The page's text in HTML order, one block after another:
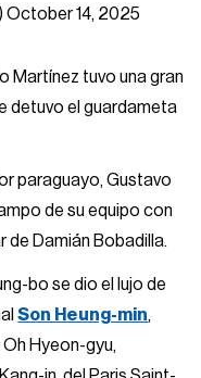
October 14, 2025
Martínez tuvo una gran
detuvo el guardameta
paraguayo, Gustavo
de su equipo con
de Damián Bobadilla.
bo se dio el lujo de
Son Heung-min,
Hyeon-gyu,